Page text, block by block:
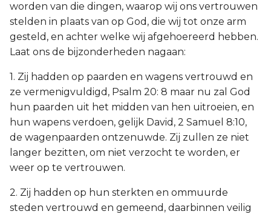
worden van die dingen, waarop wij ons vertrouwen
stelden in plaats van op God, die wij tot onze arm
gesteld, en achter welke wij afgehoereerd hebben.
Laat ons de bijzonderheden nagaan:
1. Zij hadden op paarden en wagens vertrouwd en
ze vermenigvuldigd, Psalm 20: 8 maar nu zal God
hun paarden uit het midden van hen uitroeien, en
hun wapens verdoen, gelijk David, 2 Samuel 8:10,
de wagenpaarden ontzenuwde. Zij zullen ze niet
langer bezitten, om niet verzocht te worden, er
weer op te vertrouwen.
2. Zij hadden op hun sterkten en ommuurde
steden vertrouwd en gemeend, daarbinnen veilig